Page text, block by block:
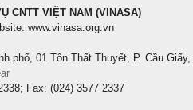
CNTT VIỆT NAM (VINASA)
www.vinasa.org.vn
phố, 01 Tôn Thất Thuyết, P. Cầu Giấy,
Fax: (024) 3577 2337